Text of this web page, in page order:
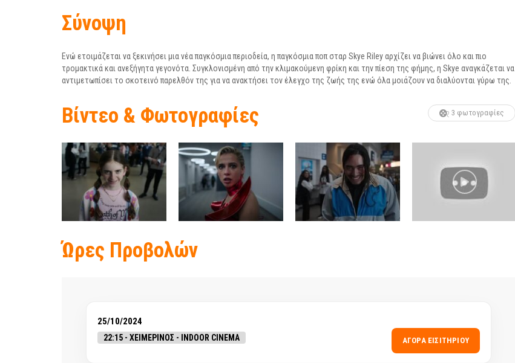
Σύνοψη
Ενώ ετοιμάζεται να ξεκινήσει μια νέα παγκόσμια περιοδεία, η παγκόσμια ποπ σταρ Skye Riley αρχίζει να βιώνει όλο και πιο
τρομακτικά και ανεξήγητα γεγονότα. Συγκλονισμένη από την κλιμακούμενη φρίκη και την πίεση της φήμης, η Skye αναγκάζεται να
αντιμετωπίσει το σκοτεινό παρελθόν της για να ανακτήσει τον έλεγχο της ζωής της ενώ όλα μοιάζουν να διαλύονται γύρω της.
Βίντεο & Φωτογραφίες 3 φωτογραφίες
Ώρες Προβολών
25/10/2024
22:15 - ΧΕΙΜΕΡΙΝΟΣ - INDOOR CINEMA ΑΓΟΡΆ ΕΙΣΙΤΗΡΊΟΥ